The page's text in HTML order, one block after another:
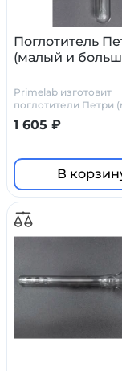
Поглотитель
(малый и
Primelab изготовит
поглотители Петри
или большой) по
индивидуальному
1 605 ₽
В